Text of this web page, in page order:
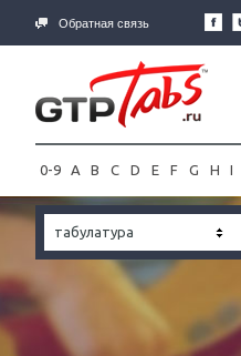
Обратная связь
0-9 A B C D E F G H I
табулатура